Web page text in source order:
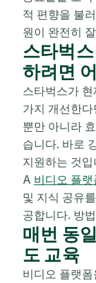
적 편향을 불
원이 완전히
스타벅
하려면
스타벅스가
가지 개선한
뿐만 아니라
습니다. 바로
지원하는 것입
A 비디오 플랫
및 지식 공유
공합니다. 방
매번 동
도 교육
비디오 플랫